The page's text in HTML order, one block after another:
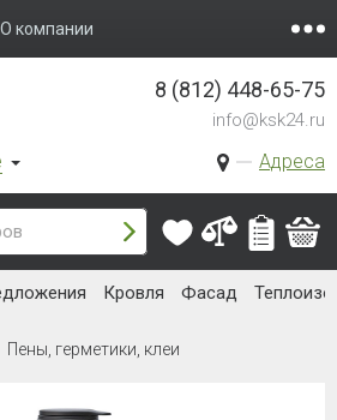
О компании
Адреса
8 (812) 448-65-75
info@ksk24.ru
Кровля Фасад
Пены, герметики, клеи